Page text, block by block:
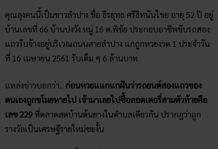
คุณลุงคนนี้เป็นชาวลำปาง ชื่อ ธีรยุทธ ศรีธิทนันไชย อายุ 52 ปี อยู่
บ้านเลขที่ 66 บ้านปงวัง หมู่ 16 ต.พิชัย ประกอบอาชีพขับรถสอง
แถวรับจ้างอยู่บริเวณถนนสายลำปาง แกถูกหวยงวด 1 ประจำวัน
ที่ 16 เมษายน 2561 รับเต็ม ๆ 6 ล้านบาท
แหล่งข่าวบอกว่า.. ก่อนหวยแแกแกฝันว่ารถยนต์สองแถวของ
ตนเองถูกขโมยหายไป เช้ามาเลยไปซื้อลอตเตอรี่สามตัวท้ายคือ
เลข 229 ที่ตลาดสดบ้านต้นยางในตำบลเดียวกัน ปรากฎว่าถูก
รางวัลเป็นเศรษฐีรายใหม่ซะงั้น